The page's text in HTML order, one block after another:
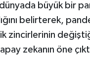
dünyada büyük bir
belirterek,
zincirlerinin
zekanın öne